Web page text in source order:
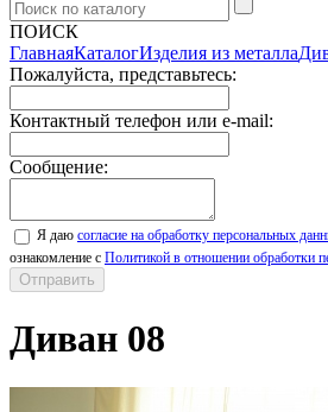
ПОИСК
ГлавнаяКаталогИзделия из металла
Пожалуйста, представьтесь:
Контактный телефон или e-mail:
Сообщение:
Я даю согласие на обработку персональных
ознакомление с Политикой в отношении обработки
Диван 08